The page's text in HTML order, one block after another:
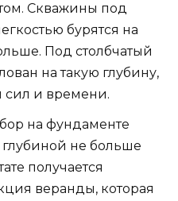
Скважины под
бурятся на
Под столбчатый
на такую глубину,
сил и времени.
на фундаменте
не больше
получается
веранды, которая